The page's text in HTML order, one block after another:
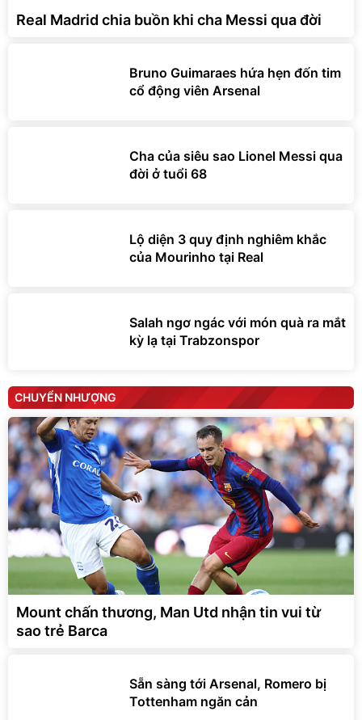
Real Madrid chia buồn khi cha Messi qua đời
Bruno Guimaraes hứa hẹn đốn tim
cổ động viên Arsenal
Cha của siêu sao Lionel Messi qua
đời ở tuổi 68
Lộ diện 3 quy định nghiêm khắc
của Mourinho tại Real
Salah ngơ ngác với món quà ra mắt
kỳ lạ tại Trabzonspor
CHUYỂN NHƯỢNG
Mount chấn thương, Man Utd nhận tin vui từ
sao trẻ Barca
Sẵn sàng tới Arsenal, Romero bị
Tottenham ngăn cản